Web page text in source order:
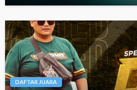
DAFTAR JUARA